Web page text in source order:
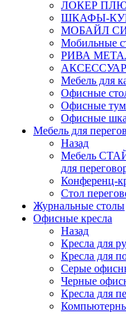
ЛОКЕР
ШКАФЫ-
МОБАЙЛ
Мобильные
РИВА
Мебель для
Офисные
Офисные
Офисные
Мебель для
Назад
Мебель
для
Конференц-
Стол
Журнальные столы
Офисные кресла
Назад
Кресла для
Кресла для
Серые
Черные
Кресла для